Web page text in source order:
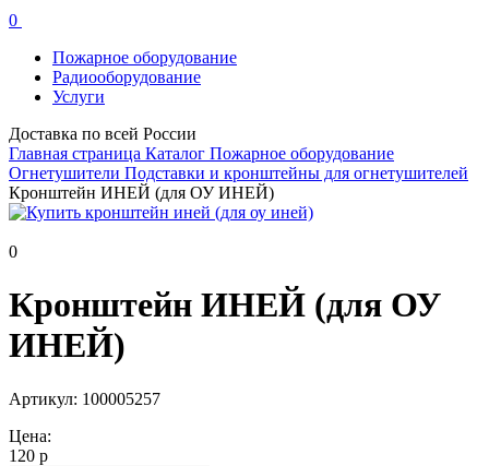
0
Пожарное оборудование
Радиооборудование
Услуги
Доставка по всей России
Главная страница Каталог Пожарное оборудование
Огнетушители Подставки и кронштейны для огнетушителей
Кронштейн ИНЕЙ (для ОУ ИНЕЙ)
0
Кронштейн ИНЕЙ (для ОУ
ИНЕЙ)
Артикул: 100005257
Цена:
120 р